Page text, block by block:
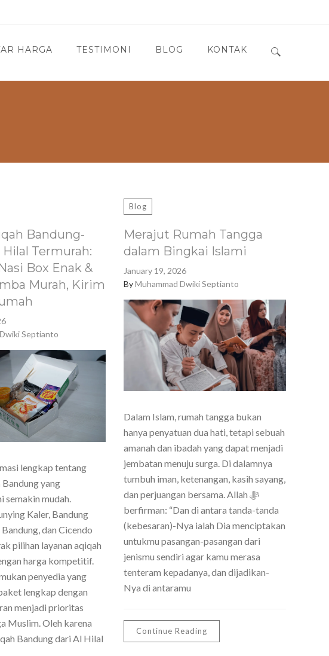
HARGA TESTIMONI BLOG KONTAK
Bandung-
Termurah:
Box Enak &
Murah, Kirim
Septianto
lengkap tentang
yang
semakin mudah.
Kaler, Bandung
dan Cicendo
pilihan layanan aqiqah
harga kompetitif.
penyedia yang
lengkap dengan
menjadi prioritas
Muslim. Oleh karena
Bandung dari Al Hilal
Blog
Merajut Rumah Tangga
dalam Bingkai Islami
January 19, 2026
ByMuhammad Dwiki Septianto
Dalam Islam, rumah tangga bukan
hanya penyatuan dua hati, tetapi sebuah
amanah dan ibadah yang dapat menjadi
jembatan menuju surga. Di dalamnya
tumbuh iman, ketenangan, kasih sayang,
dan perjuangan bersama. Allah ﷻ
berfirman: “Dan di antara tanda-tanda
(kebesaran)-Nya ialah Dia menciptakan
untukmu pasangan-pasangan dari
jenismu sendiri agar kamu merasa
tenteram kepadanya, dan dijadikan-
Nya di antaramu
Continue Reading